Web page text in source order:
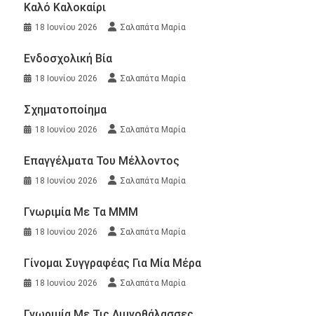
Καλό Καλοκαίρι
18 Ιουνίου 2026 Σαλαπάτα Μαρία
Ενδοσχολική Βία
18 Ιουνίου 2026 Σαλαπάτα Μαρία
Σχηματοποίημα
18 Ιουνίου 2026 Σαλαπάτα Μαρία
Επαγγέλματα Του Μέλλοντος
18 Ιουνίου 2026 Σαλαπάτα Μαρία
Γνωριμία Με Τα ΜΜΜ
18 Ιουνίου 2026 Σαλαπάτα Μαρία
Γίνομαι Συγγραφέας Για Μία Μέρα
18 Ιουνίου 2026 Σαλαπάτα Μαρία